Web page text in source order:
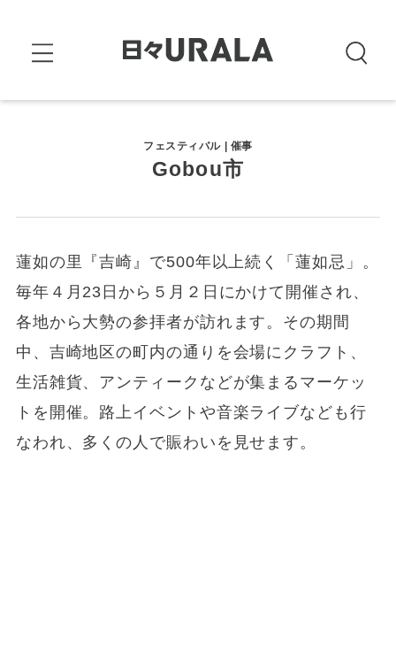
フェスティバル | 催事
Gobou市
蓮如の里『吉崎』で500年以上続く「蓮如忌」。
毎年４月23日から５月２日にかけて開催され、
各地から大勢の参拝者が訪れます。その期間
中、吉崎地区の町内の通りを会場にクラフト、
生活雑貨、アンティークなどが集まるマーケッ
トを開催。路上イベントや音楽ライブなども行
なわれ、多くの人で賑わいを見せます。